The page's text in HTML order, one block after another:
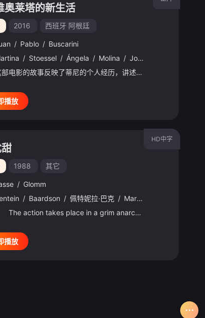
/ House / Patrick / Duke / Conboy / Richie
奥莱塔的新生活
2016 西班牙 阿根廷
/ Pablo / Buscarini
/ Stoessel / Ángela / Molina / Jorge
这部电影的故事反映了蒂尼的个人经历，讲述了这个女孩生活中一个新阶段的故事，在这个阶段中，她变得独立，离开了电视剧的世界。
播放
HD中字
1988 其它
/ Glomm
/ Baardson / 佩特妮拉·巴克 / Martin
The action takes place in a grim anarchist future civilization after a big crash or war. A young m
播放